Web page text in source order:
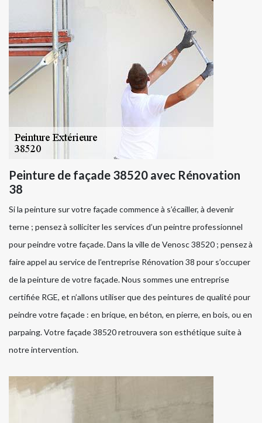
Peinture de façade 38520 avec Rénovation
38
Si la peinture sur votre façade commence à s’écailler, à devenir
terne ; pensez à solliciter les services d’un peintre professionnel
pour peindre votre façade. Dans la ville de Venosc 38520 ; pensez à
faire appel au service de l’entreprise Rénovation 38 pour s’occuper
de la peinture de votre façade. Nous sommes une entreprise
certifiée RGE, et n’allons utiliser que des peintures de qualité pour
peindre votre façade : en brique, en béton, en pierre, en bois, ou en
parpaing. Votre façade 38520 retrouvera son esthétique suite à
notre intervention.